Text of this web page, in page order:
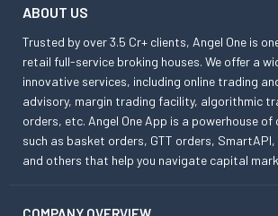
ABOUT US
Trusted by over 3.5 Cr+ clients, Angel One is
retail full-service broking houses. We offer a
innovative services, including online trading
advisory, margin trading facility, algorithmic
orders, etc. Angel One App is a powerhouse
such as basket orders, GTT orders,
and others that help you navigate capital